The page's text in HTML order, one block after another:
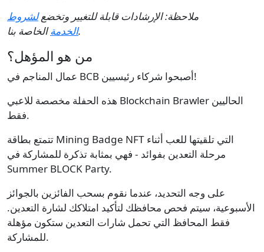
ملاحظة: الإرشادات قابلة للتغيير وتخضعلشروط
الخدمةالخاصة بنا.
من هو المؤهل؟
عمال المناجم في BCB أصبحوا شركاء رئيسيين!
هذه الحفلة مخصصة للاعبي Blockchain Brawler الحاليين
فقط.
تتمتع بطاقة Mining Badge NFT التي تلقيتها للعب أثناء
مرحلة التعدين بفوائد - فهي بمثابة تذكرة للمشاركة في
Summer BLOCK Party.
على وجه التحديد، عندما نقوم بسحب الفائزين بالجوائز
الأسبوعية، سيتم فحص محافظك لتأكيد امتلاكك لشارة التعدين.
فقط المحافظ التي تحمل شارات التعدين ستكون مؤهلة
للمشاركة.